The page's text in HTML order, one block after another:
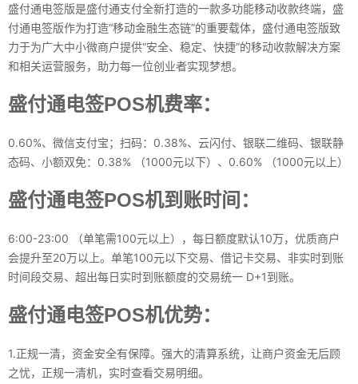
盛付通电签版是盛付通支付全新打造的一款多功能移动收款终端，盛
付通电签版作为打造“移动金融生态链”的重要载体，盛付通电签版致
力于为广大中小微商户提供“安全、稳定、快捷”的移动收款解决方案
和相关运营服务，助力每一位创业者实现梦想。
盛付通电签POS机费率：
0.60%、微信支付宝；扫码：0.38%、云闪付、银联二维码、银联静
态码、小额双免：0.38% （1000元以下）、0.60% （1000元以上）
盛付通电签POS机到账时间：
6:00-23:00 （单笔需100元以上），每日额度默认10万，优质商户
会提升至20万以上。单笔100元以下交易、借记卡交易、非实时到账
时间段交易、超出每日实时到账额度的交易统一 D+1到账。
盛付通电签POS机优势：
1.正规一清，资金安全有保障。强大的清算系统，让商户资金无后顾
之忧，正规一清机，实时查看交易明细。